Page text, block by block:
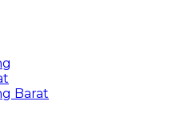
Barat